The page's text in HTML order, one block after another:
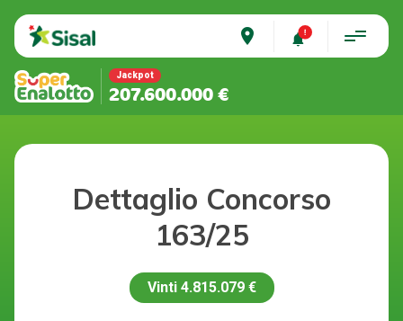
place
Jackpot
207.600.000 €
Dettaglio Concorso
163/25
Vinti 4.815.079 €